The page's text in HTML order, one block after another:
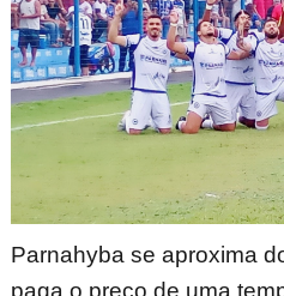
Parnahyba se aproxima
paga o preço de uma